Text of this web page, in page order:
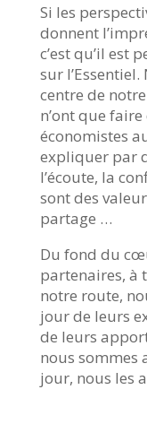
Si les
donnent
c’est qu’il est
sur
centre de
n’ont que
économistes
expliquer par
l’écoute, la
sont des
partage …
Du fond du
partenaires, à
notre route,
jour de leurs
de leurs
nous sommes
jour, nous les